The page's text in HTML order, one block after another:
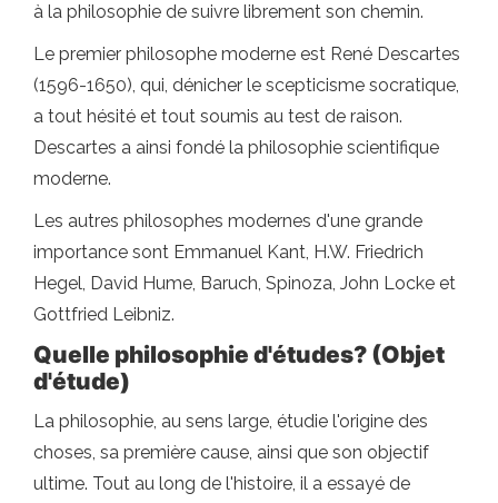
à la philosophie de suivre librement son chemin.
Le premier philosophe moderne est René Descartes
(1596-1650), qui, dénicher le scepticisme socratique,
a tout hésité et tout soumis au test de raison.
Descartes a ainsi fondé la philosophie scientifique
moderne.
Les autres philosophes modernes d'une grande
importance sont Emmanuel Kant, H.W. Friedrich
Hegel, David Hume, Baruch, Spinoza, John Locke et
Gottfried Leibniz.
Quelle philosophie d'études? (Objet
d'étude)
La philosophie, au sens large, étudie l'origine des
choses, sa première cause, ainsi que son objectif
ultime. Tout au long de l'histoire, il a essayé de